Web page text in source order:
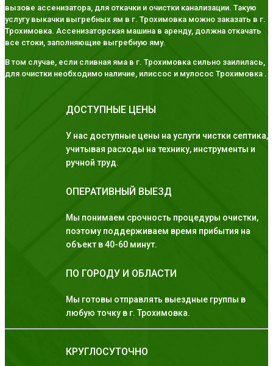
вызове ассенизатора, для откачки и очистки канализации. Такую
услугу выкачки выгребных ям в г. Трохимовка можно заказать в г.
Трохимовка. Ассенизаторская машина в аренду, должна откачать
все стоки, заполняющие выгребную яму.
В том случае, если сливная яма в г. Трохимовка сильно заилилась,
для очистки необходимо наличие, илиссос и мулосос Трохимовка .
ДОСТУПНЫЕ ЦЕНЫ
У нас доступные цены на услуги чистки септика,
учитывая расходы на технику, инструменты и
ручной труд.
ОПЕРАТИВНЫЙ ВЫЕЗД
Мы понимаем срочность процедуры очистки,
поэтому поддерживаем время прибытия на
объект в 40-60 минут.
ПО ГОРОДУ И ОБЛАСТИ
Мы готовы отправлять выездные группы в
любую точку в г. Трохимовка.
КРУГЛОСУТОЧНО